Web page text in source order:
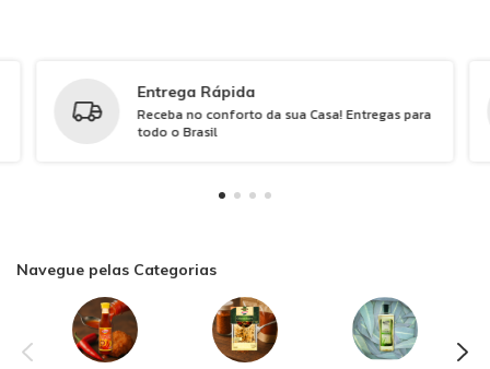
Entrega Rápida
Receba no conforto da sua Casa! Entregas para
todo o Brasil
Navegue pelas Categorias